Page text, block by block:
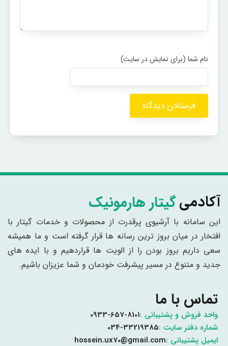
آکادمیگیتار هارمونیک
این سامانه با آرشیوی پرقدرت از محصولات و خدمات گیتار با
افتخار در میان بروز ترین رسانه ها قرار گرفته است و ما همیشه
سعی داریم بروز بودن را از الویت ها قراردهیم و با ایده های
جدید و متنوع در مسیر پیشرفت خودمان و شما عزیزان باشیم.
تماس با ما
واحد فروش و پشتیبانی :0933-657-8101
شماره دفتر سایت :034-33219385
ایمیل پشتیبانی :hossein.ux70@gmail.com